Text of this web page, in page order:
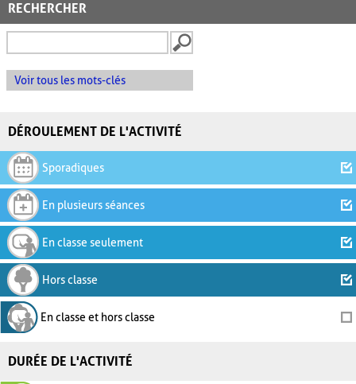
RECHERCHER
Voir tous les mots-clés
DÉROULEMENT DE L'ACTIVITÉ
Sporadiques
En plusieurs séances
En classe seulement
Hors classe
En classe et hors classe
DURÉE DE L'ACTIVITÉ